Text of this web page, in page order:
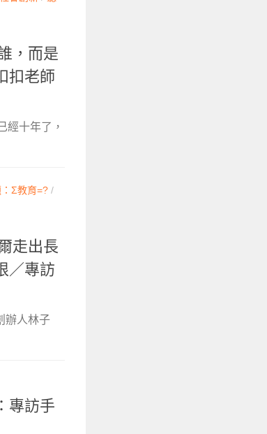
，而是
扣老師
經十年了，
Σ教育=? /
走出長
／專訪
辦人林子
專訪手